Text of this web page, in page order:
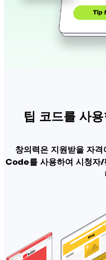
팁 코드를 사
창의력은 지원받을 자
Code를 사용하여 시청자/